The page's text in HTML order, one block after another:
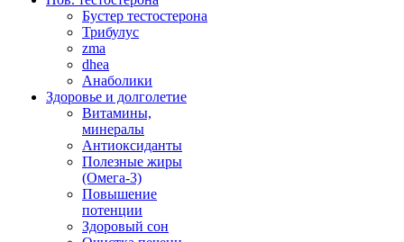
Бустер тестостерона
Трибулус
zma
dhea
Анаболики
Здоровье и долголетие
Витамины,
минералы
Антиоксиданты
Полезные жиры
(Омега-3)
Повышение
потенции
Здоровый сон